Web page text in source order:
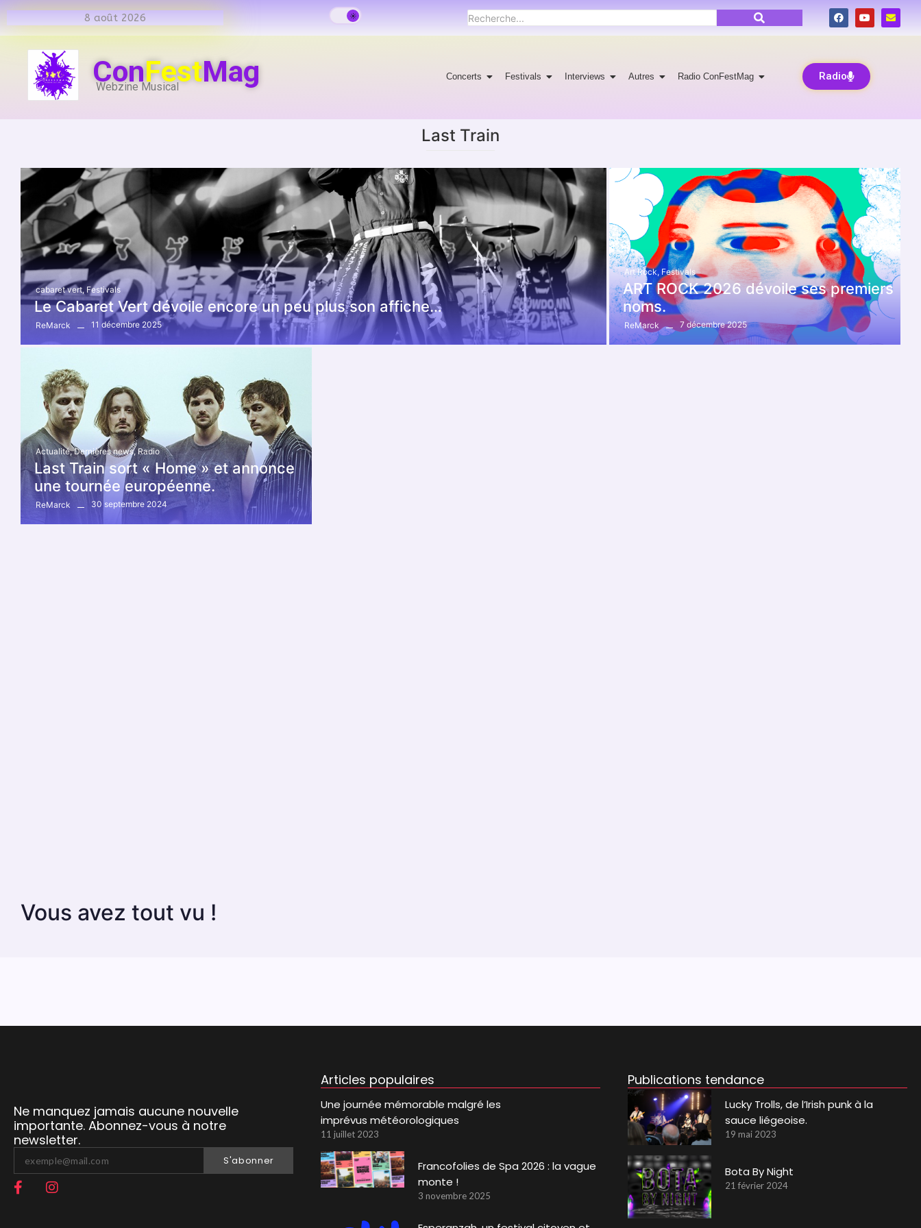
8 août 2026
ConFestMag
Webzine Musical
Concerts Festivals Interviews Autres Radio ConFestMag Radio
Last Train
cabaret vert, Festivals
Le Cabaret Vert dévoile encore un peu plus son affiche…
ReMarck 11 décembre 2025
Art Rock, Festivals
ART ROCK 2026 dévoile ses premiers
noms.
ReMarck 7 décembre 2025
Actualité, Dernières news, Radio
Last Train sort « Home » et annonce
une tournée européenne.
ReMarck 30 septembre 2024
Vous avez tout vu !
Ne manquez jamais aucune nouvelle
importante. Abonnez-vous à notre
newsletter.
S'abonner
Articles populaires
Une journée mémorable malgré les
imprévus météorologiques
11 juillet 2023
Francofolies de Spa 2026 : la vague
monte !
3 novembre 2025
Publications tendance
Lucky Trolls, de l’Irish punk à la
sauce liégeoise.
19 mai 2023
Bota By Night
21 février 2024